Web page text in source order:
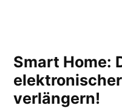
Smart Home:
verlängern!